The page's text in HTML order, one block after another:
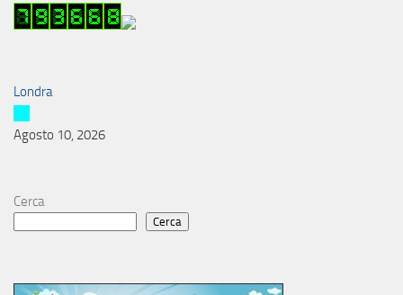
Londra
Agosto 10, 2026
Cerca
Cerca